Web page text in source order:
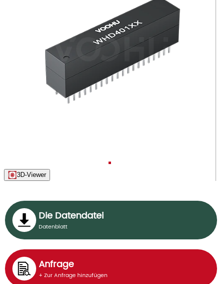
3D-Viewer
Die Datendatei
Datenblatt
Anfrage
+ Zur Anfrage hinzufügen